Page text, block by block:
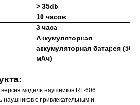
> 35db
10 часов
3 часа
Аккумуляторная
аккумуляторная батарея (500
мАч)
модели наушников RF-606.
наушников с привлекательным и